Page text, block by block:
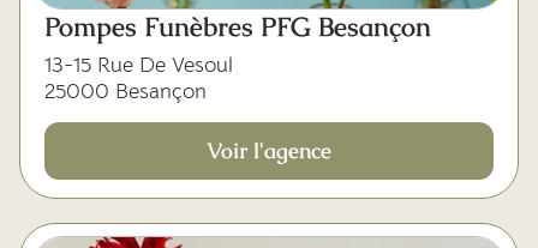
Pompes Funèbres PFG Besançon
13-15 Rue De Vesoul
25000 Besançon
Voir l'agence